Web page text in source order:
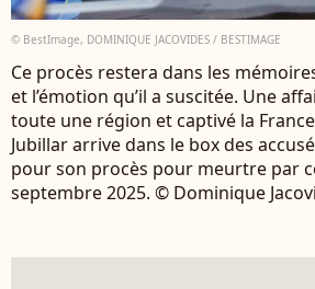
© BestImage, DOMINIQUE JACOVIDES / BESTIMAGE
Ce procès restera dans les
et l’émotion qu’il a suscitée. Une
toute une région et captivé la
Jubillar arrive dans le box des
pour son procès pour meurtre par
septembre 2025. © Dominique